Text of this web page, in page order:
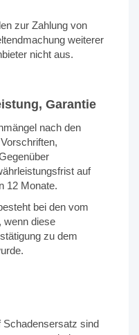
zur Zahlung von
weiterer
nicht aus.
Garantie
nach den
auf
12 Monate.
bei den vom
wenn diese
zu dem
Schadensersatz sind